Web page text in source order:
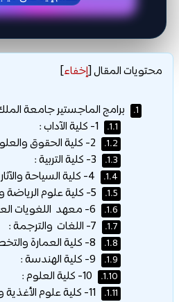
محتويات المقال[إخفاء]
1. برامج الماجستير جامعة
1.1.
1.2.
1.3.
1.4.
1.5.
1.6.
1.7.
1.8.
1.9.
1.10.
1.11.